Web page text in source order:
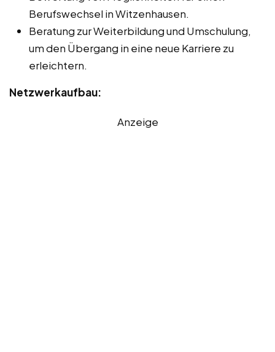
Berufswechsel in Witzenhausen.
Beratung zur Weiterbildung und Umschulung,
um den Übergang in eine neue Karriere zu
erleichtern.
Netzwerkaufbau:
Anzeige